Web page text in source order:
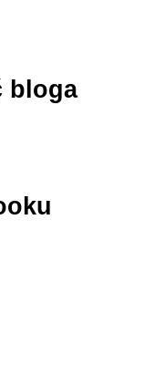
bloga